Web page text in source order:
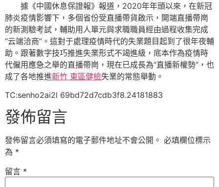
據《中國休息保證報》報道，2020年年頭以來，在新冠
肺炎疫情影響下，多個省份受直播帶貨啟示，開端直播帶崗
的新測驗考試，輔助用人單元與求職職員經由過程收集完成
“云端洽商”。這對于處理疫情時代的失業題目起到了很年夜輔
助。跟著數字技巧推進失業形式不竭進級，底本作為疫情時
代僱用應急之舉的直播帶崗，現在已成長為“直播新權勢”，也
成了各地推進新竹 東區健檢失業的常態舉動。
TC:senho2ai2l 69bd72d7cdb3f8.24181883
發佈留言
發佈留言必須填寫的電子郵件地址不會公開。 必填欄位標示
為 *
留言 *